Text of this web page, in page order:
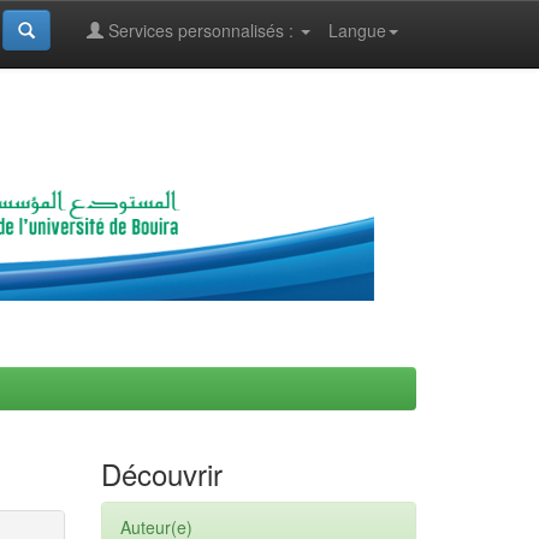
Langue
Services personnalisés :
Découvrir
Auteur(e)